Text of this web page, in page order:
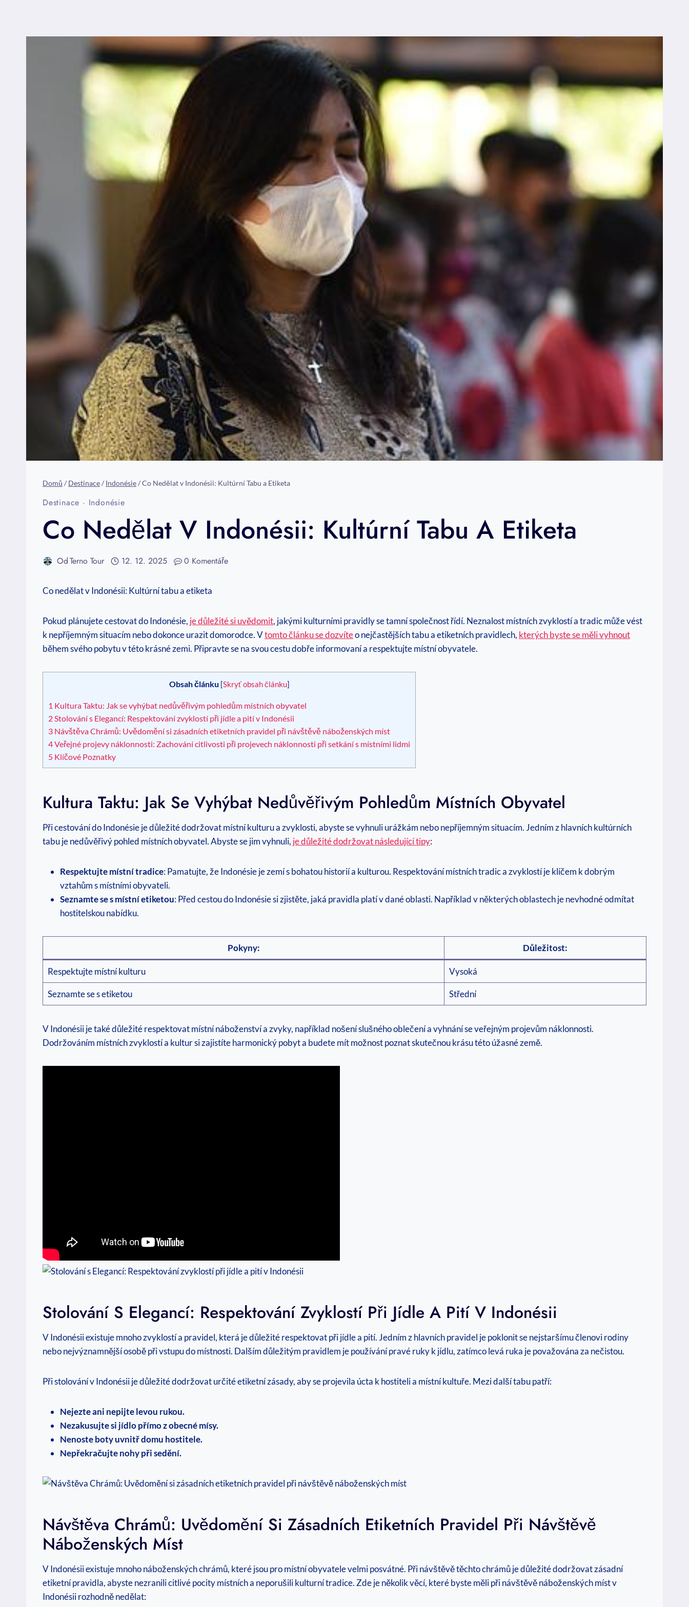
Domů / Destinace/ Indonésie/Co Nedělat v Indonésii: Kultúrní Tabu a Etiketa
Destinace · Indonésie
Co Nedělat V Indonésii: Kultúrní Tabu A Etiketa
OdTerno Tour 12. 12. 2025 0 Komentáře
Co nedělat v Indonésii: Kultúrní tabu a etiketa
Pokud plánujete cestovat do Indonésie, je důležité si uvědomit, jakými kulturními pravidly se tamní společnost řídí. Neznalost místních zvyklostí a tradic může vést
k nepříjemným situacím nebo dokonce urazit domorodce. Vtomto článku se dozvíteo nejčastějších tabu a etiketních pravidlech, kterých byste se měli vyhnout
během svého pobytu v této krásné zemi. Připravte se na svou cestu dobře informovaní a respektujte místní obyvatele.
Obsah článku [Skryť obsah článku]
1 Kultura Taktu: Jak se vyhýbat nedůvěřivým pohledům místních obyvatel
2 Stolování s Elegancí: Respektování zvyklostí při jídle a pití v Indonésii
3 Návštěva Chrámů: Uvědomění si zásadních etiketních pravidel při návštěvě náboženských míst
4Veřejné projevy náklonnosti: Zachování citlivosti při projevech náklonnosti při setkání s místními lidmi
5 Klíčové Poznatky
Kultura Taktu: Jak Se Vyhýbat Nedůvěřivým Pohledům Místních Obyvatel
Při cestování do Indonésie je důležité dodržovat místní kulturu a zvyklosti, abyste se vyhnuli urážkám nebo nepříjemným situacím. Jedním z hlavních kultúrních
tabu je nedůvěřivý pohled místních obyvatel. Abyste se jim vyhnuli, je důležité dodržovat následující tipy:
Respektujte místní tradice: Pamatujte, že Indonésie je zemí s bohatou historií a kulturou. Respektování místních tradic a zvyklostí je klíčem k dobrým
vztahům s místními obyvateli.
Seznamte se s místní etiketou: Před cestou do Indonésie si zjistěte, jaká pravidla platí v dané oblasti. Například v některých oblastech je nevhodné odmítat
hostitelskou nabídku.
Pokyny: Důležitost:
Respektujte místní kulturu Vysoká
Seznamte se s etiketou Střední
V Indonésii je také důležité respektovat místní náboženství a zvyky, například nošení slušného oblečení a vyhnání se veřejným projevům náklonnosti.
Dodržováním místních zvyklostí a kultur si zajistíte harmonický pobyt a budete mít možnost poznat skutečnou krásu této úžasné země.
Stolování S Elegancí: Respektování Zvyklostí Při Jídle A Pití V Indonésii
V Indonésii existuje mnoho zvyklostí a pravidel, která je důležité respektovat při jídle a pití. Jedním z hlavních pravidel je poklonit se nejstaršímu členovi rodiny
nebo nejvýznamnější osobě při vstupu do místnosti. Dalším důležitým pravidlem je používání pravé ruky k jídlu, zatímco levá ruka je považována za nečistou.
Při stolování v Indonésii je důležité dodržovat určité etiketní zásady, aby se projevila úcta k hostiteli a místní kultuře. Mezi další tabu patří:
Nejezte ani nepijte levou rukou.
Nezakusujte si jídlo přímo z obecné mísy.
Nenoste boty uvnitř domu hostitele.
Nepřekračujte nohy při sedění.
Návštěva Chrámů: Uvědomění Si Zásadních Etiketních Pravidel Při Návštěvě
Náboženských Míst
V Indonésii existuje mnoho náboženských chrámů, které jsou pro místní obyvatele velmi posvátné. Při návštěvě těchto chrámů je důležité dodržovat zásadní
etiketní pravidla, abyste nezranili citlivé pocity místních a neporušili kulturní tradice. Zde je několik věcí, které byste měli při návštěvě náboženských míst v
Indonésii rozhodně nedělat: